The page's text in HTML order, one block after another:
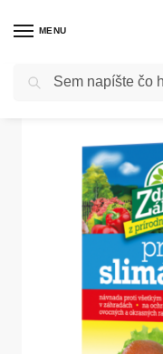
MENU
Domov Postreky-prípravky